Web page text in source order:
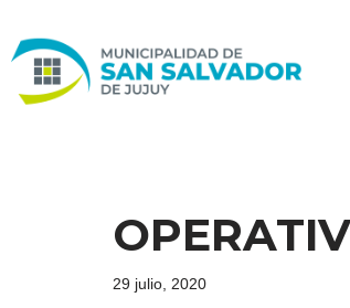
Ir
al
29 julio, 2020